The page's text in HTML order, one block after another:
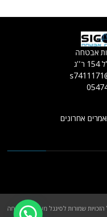
אבטחה
אחרונים
שמורות לסיגנל מערכות אבטחה